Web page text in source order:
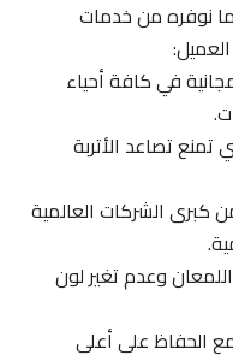
من خدمات
في كافة أحياء
تصاعد الأتربة
الشركات العالمية
وعدم تغير لون
على أعلى